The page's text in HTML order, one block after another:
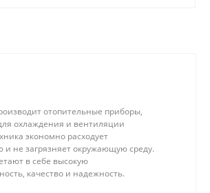
отопительные приборы,
охлаждения и вентиляции
экономно расходует
и не загрязняет окружающую среду.
в себе высокую
качество и надежность.